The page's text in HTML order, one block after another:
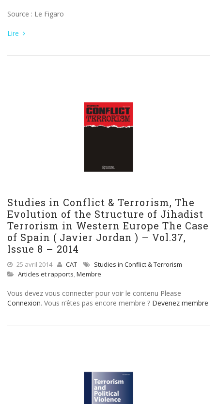
Source : Le Figaro
Lire
Studies in Conflict & Terrorism, The
Evolution of the Structure of Jihadist
Terrorism in Western Europe The Case
of Spain ( Javier Jordan ) – Vol.37,
Issue 8 – 2014
25 avril 2014 CAT
Studies in Conflict & Terrorism
Articles et rapports, Membre
Vous devez vous connecter pour voir le contenu Please
Connexion. Vous n’êtes pas encore membre ? Devenez membre